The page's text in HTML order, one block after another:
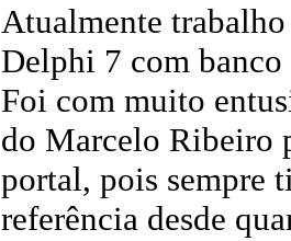
Atualmente
Delphi 7 com
Foi com muito
do Marcelo Ribeiro
portal, pois sempre
referência desde